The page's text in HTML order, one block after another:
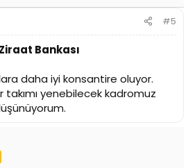
#5
Bankası
daha iyi konsantire oluyor.
yenebilecek kadromuz